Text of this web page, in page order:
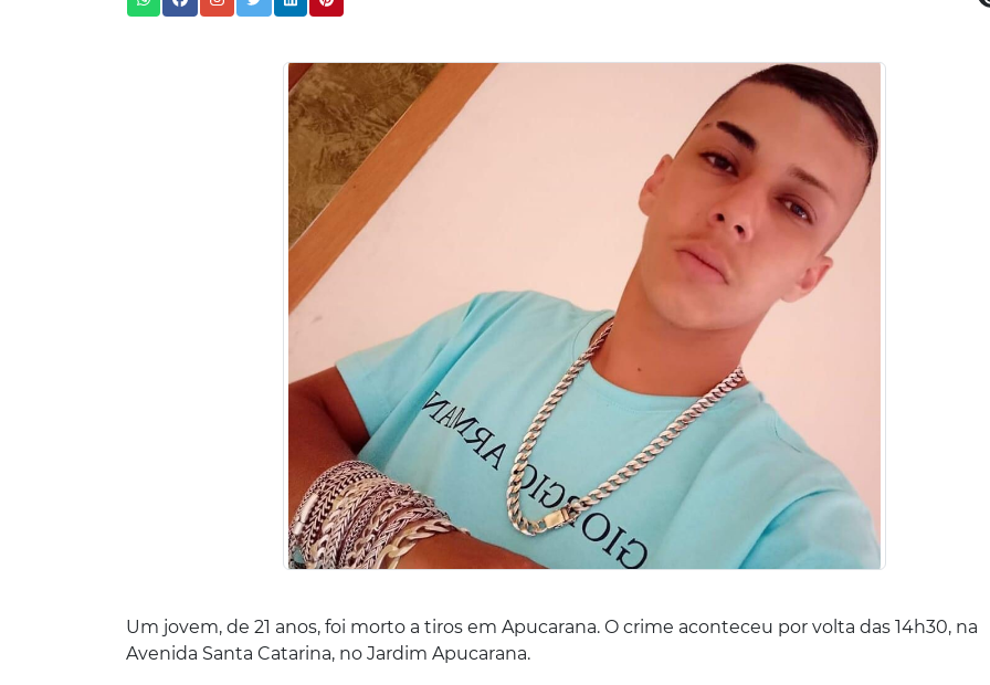
Um jovem, de 21 anos, foi morto a tiros em Apucarana. O crime aconteceu por volta das 14h30, na
Avenida Santa Catarina, no Jardim Apucarana.